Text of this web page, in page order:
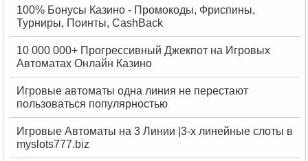
100% Бонусы Казино - Промокоды, Фриспины,
Турниры, Поинты, CashBack
10 000 000+ Прогрессивный Джекпот на Игровых
Автоматах Онлайн Казино
Игровые автоматы одна линия не перестают
пользоваться популярностью
Игровые Автоматы на 3 Линии |3-х линейные слоты в
myslots777.biz